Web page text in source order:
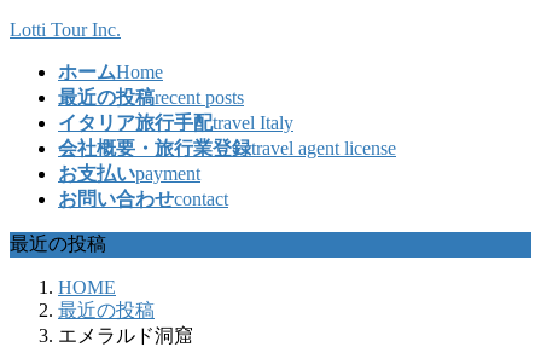
コ
ッ
プ
ナ
移
動
Lotti Tour Inc.
ホームHome
最近の投稿recent posts
イタリア旅行手配travel Italy
会社概要・旅行業登録travel agent license
お支払いpayment
お問い合わせcontact
最近の投稿
HOME
最近の投稿
エメラルド洞窟